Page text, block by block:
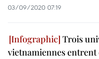
03/09/2020 07:19
Trois
vietnamiennes entrent